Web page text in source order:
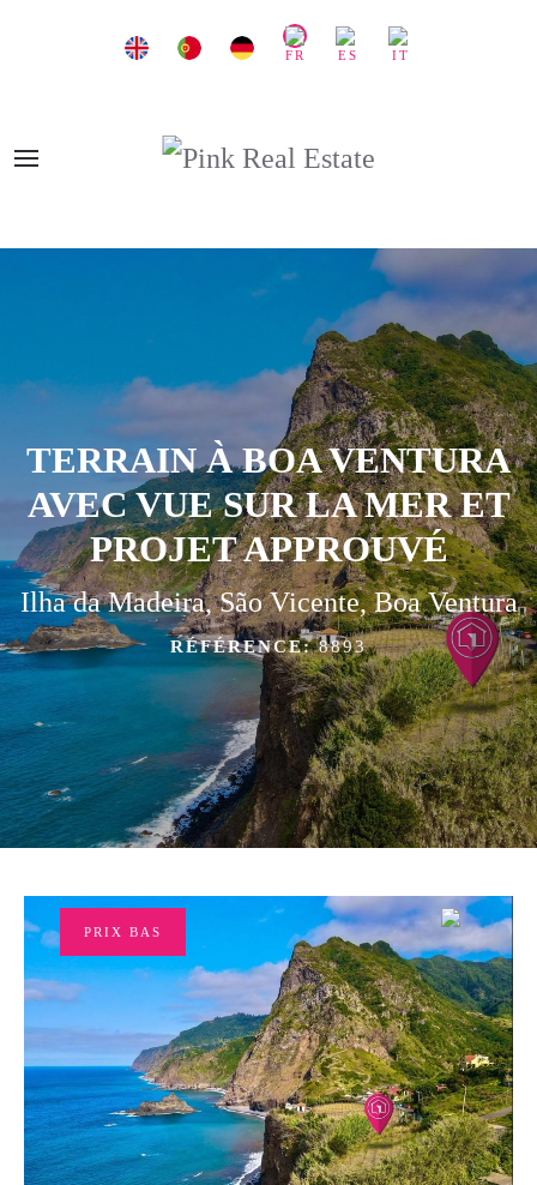
TERRAIN À BOA VENTURA
AVEC VUE SUR LA MER ET
PROJET APPROUVÉ
Ilha da Madeira, São Vicente, Boa Ventura
RÉFÉRENCE:8893
PRIX BAS